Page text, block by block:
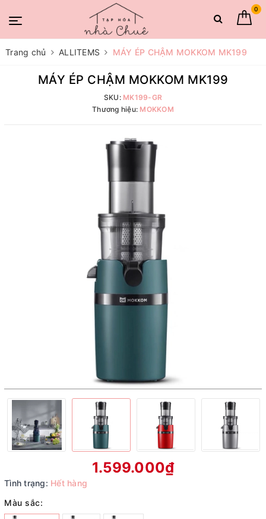
0
Trang chủ ALLITEMS MÁY ÉP CHẬM MOKKOM MK199
MÁY ÉP CHẬM MOKKOM MK199
SKU: MK199-GR
Thương hiệu: MOKKOM
1.599.000₫
Tình trạng: Hết hàng
Màu sắc: